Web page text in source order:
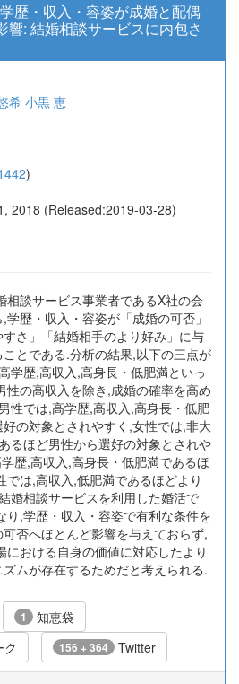
学歴・収入・容姿が成婚と配偶
響: 結婚相談サービスに内包さ
希小黒 恵
)
2018 (Released:2019-03-28)
相談サービス事業者であるX社の会
歴・収入・容姿が「成婚の可否」
すさ」「結婚相手のより好み」に与
とである.分析の結果,以下の三点が
学歴,高収入,高身長・低肥満といっ
性の高収入を除き,成婚の確率を高め
性では,高学歴,高収入,高身長・低肥
の対象とされやすく,女性では,非大
るほど男性から選好の対象とされや
歴,高収入,高身長・低肥満であるほ
では,高収入,低肥満であるほどより
婚相談サービスを利用した婚活で
り,学歴・収入・容姿で有利な条件を
否へほとんど影響を与えておらず,
における自身の価値に対応したより
ムが存在するためだと考えられる.
1 知恵袋
156 + 364 Twitter